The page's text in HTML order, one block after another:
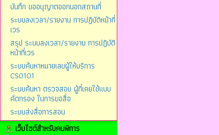
บันทึก ขออนุญาตออกนอกสถานที่
ระบบลงเวลา/รายงาน การปฏิบัติหน้าที่
เวร
สรุป ระบบลงเวลา/รายงาน การปฏิบัติ
หน้าที่เวร
ระบบค้นหาหมายเลขผู้ให้บริการ
CS0101
ระบบค้นหา ตรวจสอบ ผู้ที่เคยใช้แบบ
คัดกรอง ในการขอสื่อ
ระบบส่งสื่อการสอน
เว็บไซต์สำหรับคนพิการ